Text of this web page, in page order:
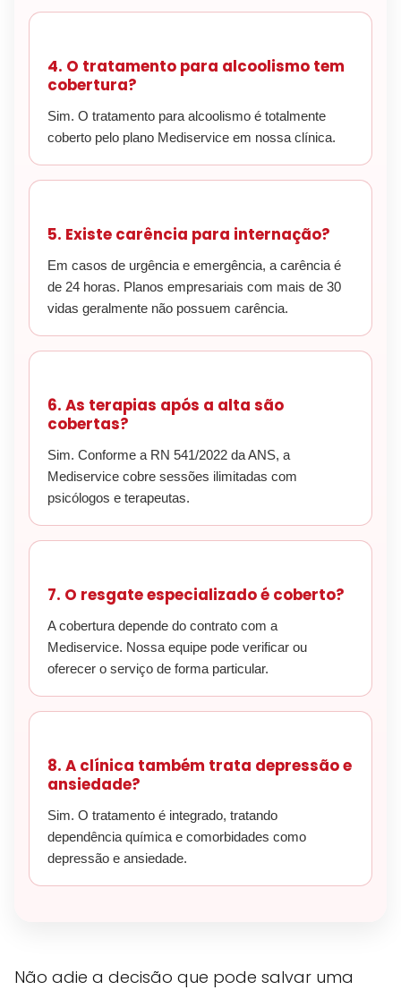
4. O tratamento para alcoolismo tem
cobertura?
Sim. O tratamento para alcoolismo é totalmente
coberto pelo plano Mediservice em nossa clínica.
5. Existe carência para internação?
Em casos de urgência e emergência, a carência é
de 24 horas. Planos empresariais com mais de 30
vidas geralmente não possuem carência.
6. As terapias após a alta são
cobertas?
Sim. Conforme a RN 541/2022 da ANS, a
Mediservice cobre sessões ilimitadas com
psicólogos e terapeutas.
7. O resgate especializado é coberto?
A cobertura depende do contrato com a
Mediservice. Nossa equipe pode verificar ou
oferecer o serviço de forma particular.
8. A clínica também trata depressão e
ansiedade?
Sim. O tratamento é integrado, tratando
dependência química e comorbidades como
depressão e ansiedade.
Não adie a decisão que pode salvar uma